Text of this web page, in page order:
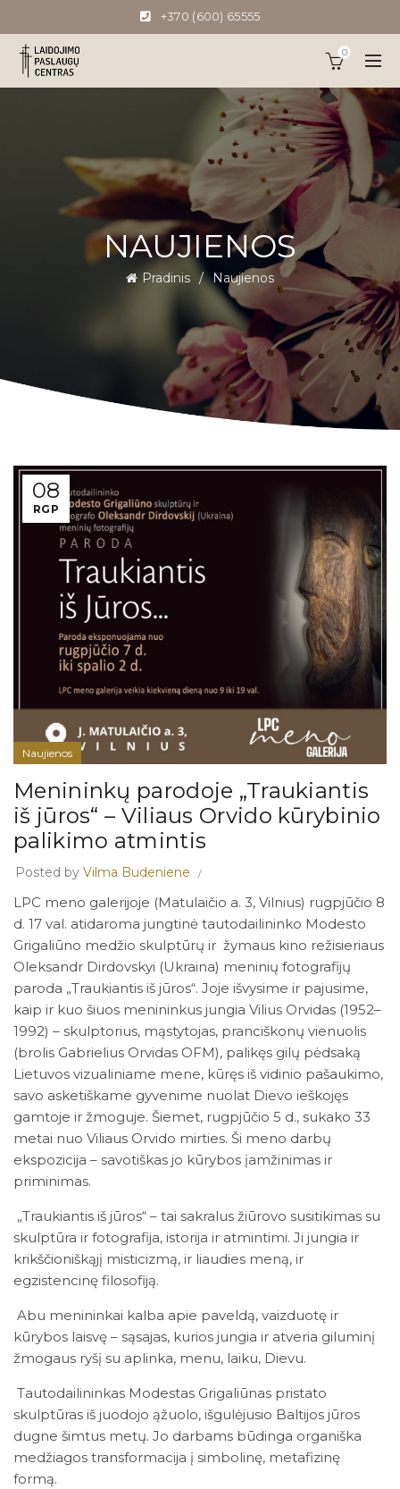
+370 (600) 65555
0
NAUJIENOS
Pradinis Naujienos
08
RGP
Naujienos
Menininkų parodoje „Traukiantis
iš jūros“ – Viliaus Orvido kūrybinio
palikimo atmintis
Posted by Vilma Budeniene
LPC meno galerijoje (Matulaičio a. 3, Vilnius) rugpjūčio 8
d. 17 val. atidaroma jungtinė tautodailininko Modesto
Grigaliūno medžio skulptūrų ir žymaus kino režisieriaus
Oleksandr Dirdovskyi (Ukraina) meninių fotografijų
paroda „Traukiantis iš jūros“. Joje išvysime ir pajusime,
kaip ir kuo šiuos menininkus jungia Vilius Orvidas (1952–
1992) – skulptorius, mąstytojas, pranciškonų vienuolis
(brolis Gabrielius Orvidas OFM), palikęs gilų pėdsaką
Lietuvos vizualiniame mene, kūręs iš vidinio pašaukimo,
savo asketiškame gyvenime nuolat Dievo ieškojęs
gamtoje ir žmoguje. Šiemet, rugpjūčio 5 d., sukako 33
metai nuo Viliaus Orvido mirties. Ši meno darbų
ekspozicija – savotiškas jo kūrybos įamžinimas ir
priminimas.
„Traukiantis iš jūros“ – tai sakralus žiūrovo susitikimas su
skulptūra ir fotografija, istorija ir atmintimi. Ji jungia ir
krikščioniškąjį misticizmą, ir liaudies meną, ir
egzistencinę filosofiją.
Abu menininkai kalba apie paveldą, vaizduotę ir
kūrybos laisvę – sąsajas, kurios jungia ir atveria giluminį
žmogaus ryšį su aplinka, menu, laiku, Dievu.
Tautodailininkas Modestas Grigaliūnas pristato
skulptūras iš juodojo ąžuolo, išgulėjusio Baltijos jūros
dugne šimtus metų. Jo darbams būdinga organiška
medžiagos transformacija į simbolinę, metafizinę
formą.